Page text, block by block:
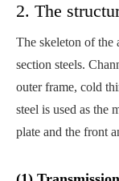
2. The
The skeleton of the
section steels.
outer frame, cold
steel is used as the
plate and the front